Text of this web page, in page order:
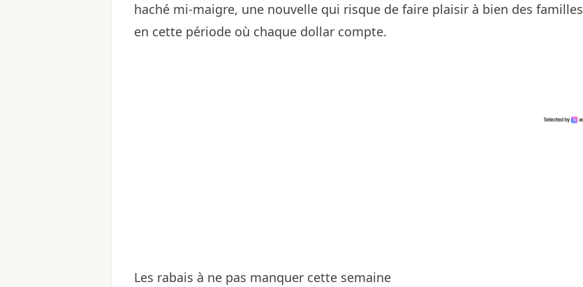
haché mi-maigre, une nouvelle qui risque de faire plaisir à bien des familles
en cette période où chaque dollar compte.
Les rabais à ne pas manquer cette semaine